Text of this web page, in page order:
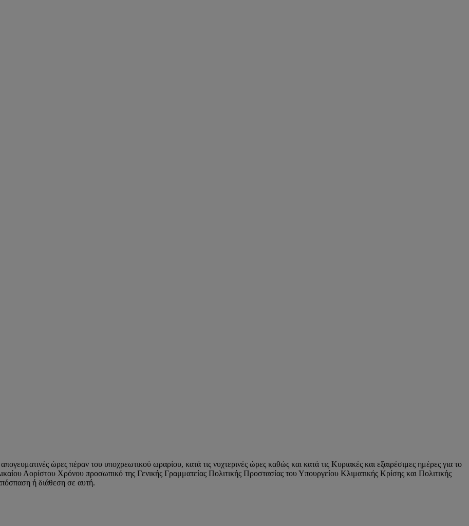
ώρες πέραν του υποχρεωτικού ωραρίου, κατά τις νυχτερινές ώρες καθώς και κατά τις Κυριακές και εξαιρέσιμες ημέρες για το
Αορίστου Χρόνου προσωπικό της Γενικής Γραμματείας Πολιτικής Προστασίας του Υπουργείου Κλιματικής Κρίσης και Πολιτικής
ή διάθεση σε αυτή.